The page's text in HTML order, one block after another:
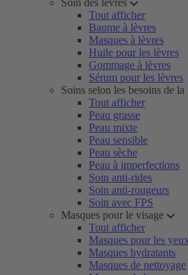
Soin des lèvres
Tout afficher
Baume à lèvres
Masques à lèvres
Huile pour les lèvres
Gommage à lèvres
Sérum pour les lèvres
Soins selon les besoins de
Tout afficher
Peau grasse
Peau mixte
Peau sensible
Peau sèche
Peau à imperfections
Soin anti-rides
Soin anti-rougeurs
Soin avec FPS
Masques pour le visage
Tout afficher
Masques pour les
Masques hydratants
Masques de nettoyage